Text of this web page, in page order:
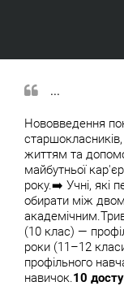
...
Нововведення
життям та
майбутньої
року.➡️ Учні, які
обирати між
(10 клас) —
роки (11–12
профільного
навичок.10